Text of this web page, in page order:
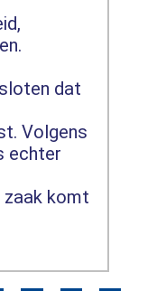
dat
Volgens
echter
zaak komt